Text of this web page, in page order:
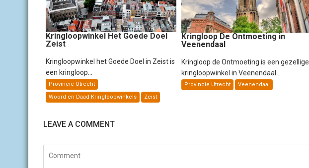
g
a
t
e
Kringloopwinkel Het Goede Doel
Zeist
Kringloopwinkel het Goede Doel in Zeist is
een kringloop...
Provincie Utrecht
Woord en Daad Kringloopwinkels
Zeist
Kringloop De Ontmoeting in
Veenendaal
Kringloop de Ontmoeting is een gezellige
kringloopwinkel in Veenendaal...
Provincie Utrecht Veenendaal
LEAVE A COMMENT